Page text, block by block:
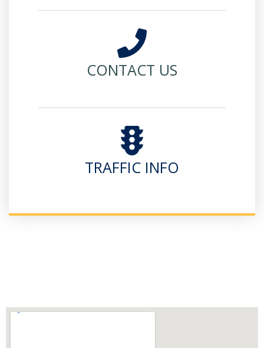
CONTACT US
TRAFFIC INFO